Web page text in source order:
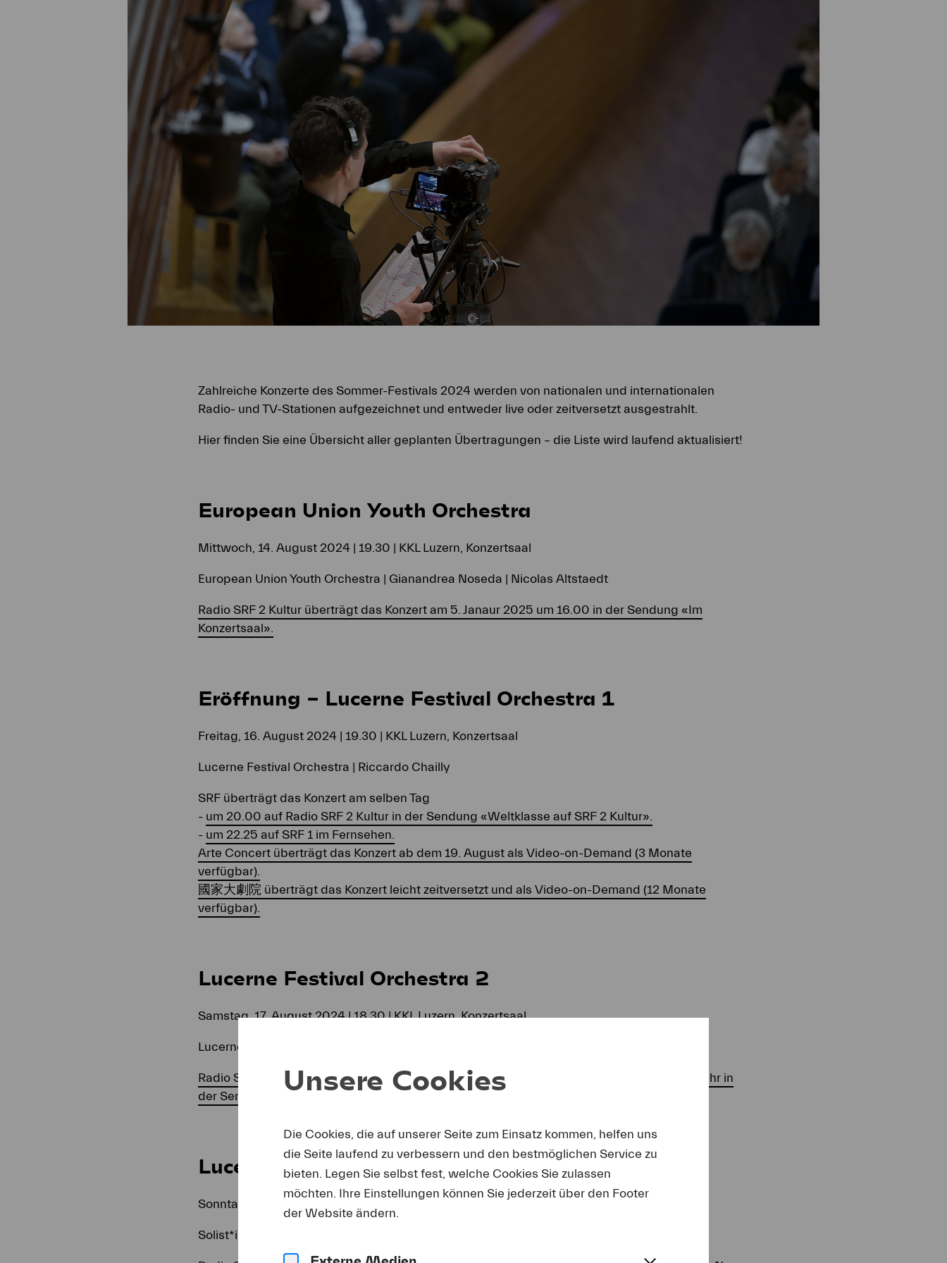
Zahlreiche Konzerte des Sommer-Festivals 2024 werden von nationalen und internationalen
Radio- und TV-Stationen aufgezeichnet und entweder live oder zeitversetzt ausgestrahlt.
Hier finden Sie eine Übersicht aller geplanten Übertragungen – die Liste wird laufend aktualisiert!
European Union Youth Orchestra
Mittwoch, 14. August 2024 | 19.30 | KKL Luzern, Konzertsaal
European Union Youth Orchestra | Gianandrea Noseda | Nicolas Altstaedt
Radio SRF 2 Kultur überträgt das Konzert am 5. Janaur 2025 um 16.00 in der Sendung «Im
Konzertsaal».
Eröffnung – Lucerne Festival Orchestra 1
Freitag, 16. August 2024 | 19.30 | KKL Luzern, Konzertsaal
Lucerne Festival Orchestra | Riccardo Chailly
SRF überträgt das Konzert am selben Tag
- um 20.00 auf Radio SRF 2 Kultur in der Sendung «Weltklasse auf SRF 2 Kultur».
- um 22.25 auf SRF 1 im Fernsehen.
Arte Concert überträgt das Konzert ab dem 19. August als Video-on-Demand (3 Monate
verfügbar).
國家大劇院 überträgt das Konzert leicht zeitversetzt und als Video-on-Demand (12 Monate
verfügbar).
Lucerne Festival Orchestra 2
Samstag, 17. August 2024 | 18.30 | KKL Luzern, Konzertsaal
Lucerne Festival Orchestra | Klaus Mäkelä | Leif Ove Andsnes
Radio SRF 2 Kultur zeichnet das Konzert auf und strahlt es am 25. August 2024 um 20.00 Uhr in
der Sendung «Weltklasse auf SRF 2 Kultur» aus.
Lucerne Festival Academy 1
Sonntag, 18, August 2024 | 15.30 | KKL Luzern, Luzerner Saal
Solist*innen des Lucerne Festival Contemporary Orchestra (LFCO)
Unsere Cookies
Die Cookies, die auf unserer Seite zum Einsatz kommen, helfen uns
die Seite laufend zu verbessern und den bestmöglichen Service zu
bieten. Legen Sie selbst fest, welche Cookies Sie zulassen
möchten. Ihre Einstellungen können Sie jederzeit über den Footer
der Website ändern.
Externe Medien